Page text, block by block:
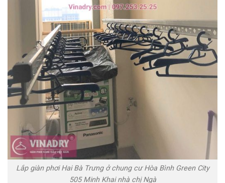
Lắp giàn phơi Hai Bà Trưng ở chung cư Hòa Bình Green City
505 Minh Khai nhà chị Ngà